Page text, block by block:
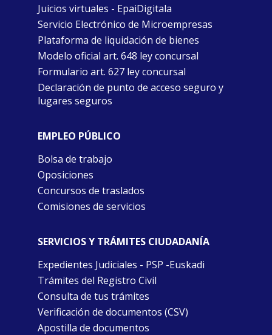
Juicios virtuales - EpaiDigitala
Servicio Electrónico de Microempresas
Plataforma de liquidación de bienes
Modelo oficial art. 648 ley concursal
Formulario art. 627 ley concursal
Declaración de punto de acceso seguro y
lugares seguros
EMPLEO PÚBLICO
Bolsa de trabajo
Oposiciones
Concursos de traslados
Comisiones de servicios
SERVICIOS Y TRÁMITES CIUDADANÍA
Expedientes Judiciales - PSP -Euskadi
Trámites del Registro Civil
Consulta de tus trámites
Verificación de documentos (CSV)
Apostilla de documentos